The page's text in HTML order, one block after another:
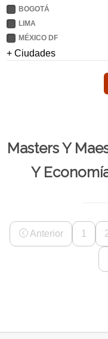
BOGOTÁ
LIMA
MÉXICO DF
+ Ciudades
Masters Y
Y
Anterior 1